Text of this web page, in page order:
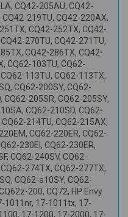
CQ42-205AU, CQ42-
219TU, CQ42-220AX,
CQ42-252TX, CQ42-
270TU, CQ42-271TU,
CQ42-286TX, CQ42-
CQ62-103TU, CQ62-
113TU, CQ62-113TX,
CQ62-200SY, CQ62-
205SR, CQ62-205SY,
CQ62-210SD, CQ62-
214TU, CQ62-215AX,
CQ62-220ER, CQ62-
230EI, CQ62-230ER,
CQ62-240SV, CQ62-
274TX, CQ62-277TX,
CQ62-a10SY, CQ62-
200, CQ72, HP Envy
1011nr, 17-1011tx, 17-
17-1200, 17-2000, 17-